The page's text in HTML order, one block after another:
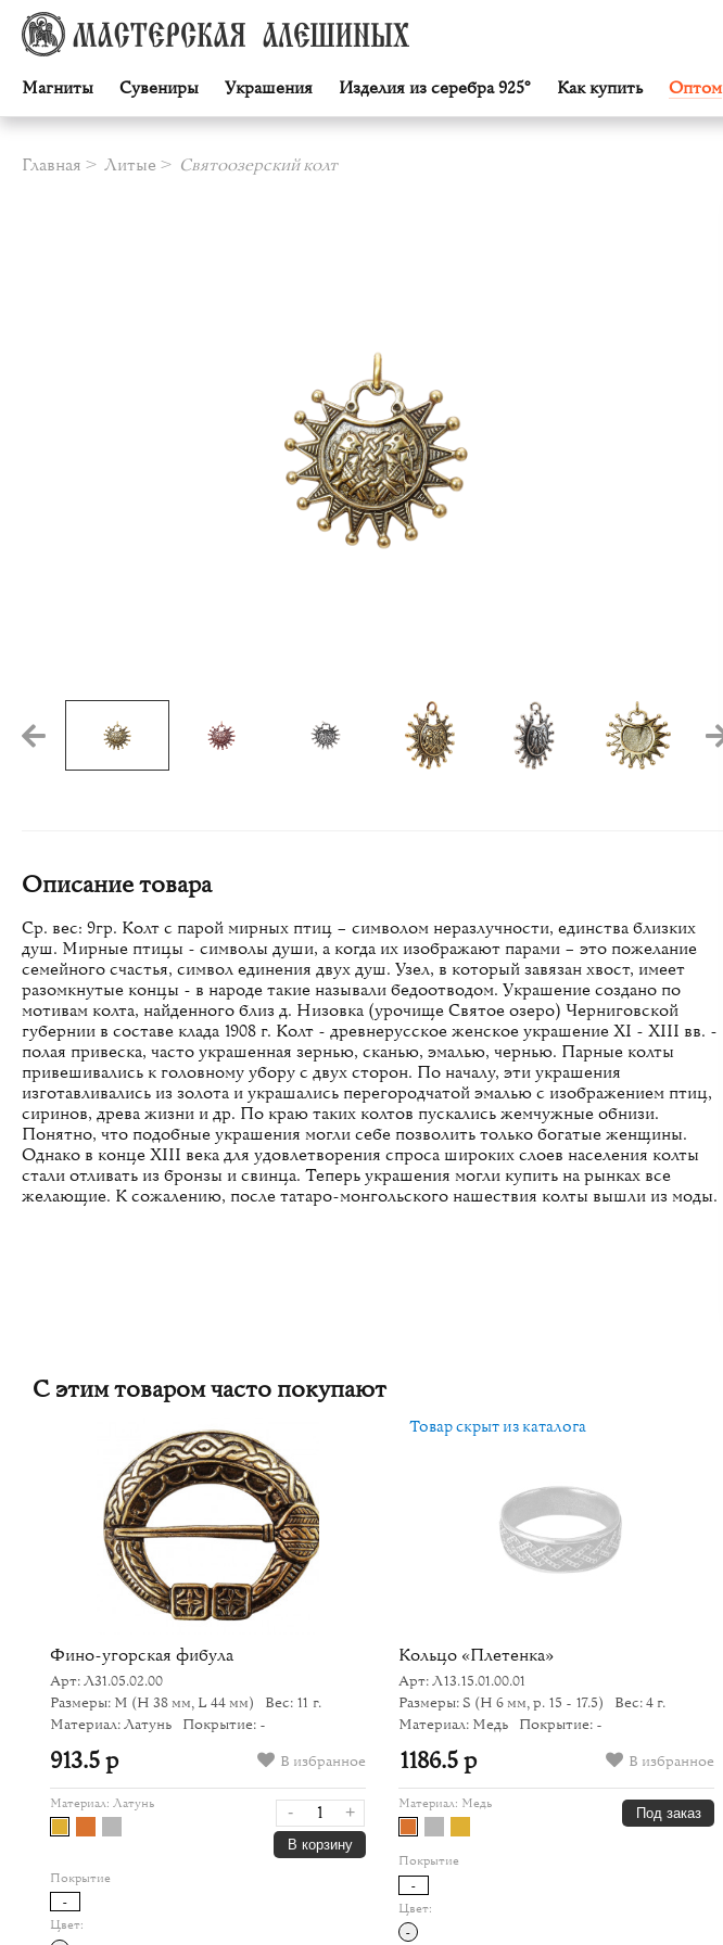
Магниты Сувениры Украшения Изделия из серебра 925° Как купить Оптом
Главная Литые Святоозерский колт
Описание товара
Ср. вес: 9гр. Колт с парой мирных птиц – символом неразлучности, единства близких
душ. Мирные птицы - символы души, а когда их изображают парами – это пожелание
семейного счастья, символ единения двух душ. Узел, в который завязан хвост, имеет
разомкнутые концы - в народе такие называли бедоотводом. Украшение создано по
мотивам колта, найденного близ д. Низовка (урочище Святое озеро) Черниговской
губернии в составе клада 1908 г. Колт - древнерусское женское украшение XI - XIII вв. -
полая привеска, часто украшенная зернью, сканью, эмалью, чернью. Парные колты
привешивались к головному убору с двух сторон. По началу, эти украшения
изготавливались из золота и украшались перегородчатой эмалью с изображением птиц,
сиринов, древа жизни и др. По краю таких колтов пускались жемчужные обнизи.
Понятно, что подобные украшения могли себе позволить только богатые женщины.
Однако в конце XIII века для удовлетворения спроса широких слоев населения колты
стали отливать из бронзы и свинца. Теперь украшения могли купить на рынках все
желающие. К сожалению, после татаро-монгольского нашествия колты вышли из моды.
С этим товаром часто покупают
Фино-угорская фибула
Арт: Л31.05.02.00
Размеры: M (H 38 мм, L 44 мм)
Вес: 11 г.
Материал: Латунь
Покрытие: -
В избранное
913.5 р
Материал: Латунь - +
В корзину
Покрытие
-
Цвет:
Товар скрыт из каталога
Кольцо «Плетенка»
Арт: Л13.15.01.00.01
Размеры: S (H 6 мм, р. 15 - 17.5)
Вес: 4 г.
Материал: Медь
Покрытие: -
В избранное
1186.5 р
Материал: Медь
Под заказ
Покрытие
-
Цвет:
-